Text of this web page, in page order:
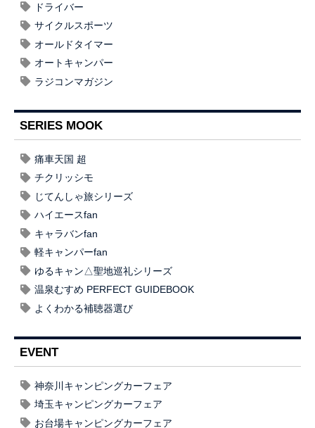
ドライバー
サイクルスポーツ
オールドタイマー
オートキャンパー
ラジコンマガジン
SERIES MOOK
痛車天国 超
チクリッシモ
じてんしゃ旅シリーズ
ハイエースfan
キャラバンfan
軽キャンパーfan
ゆるキャン△聖地巡礼シリーズ
温泉むすめ PERFECT GUIDEBOOK
よくわかる補聴器選び
EVENT
神奈川キャンピングカーフェア
埼玉キャンピングカーフェア
お台場キャンピングカーフェア